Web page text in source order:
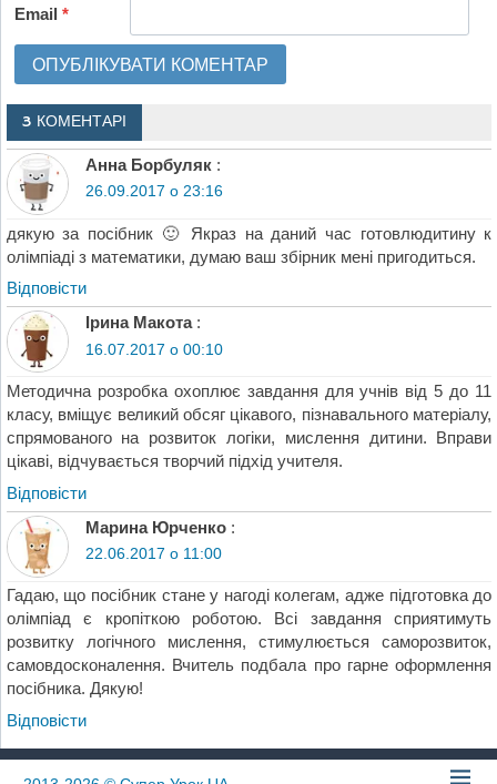
Email*
3 КОМЕНТАРІ
Анна Борбуляк :
26.09.2017 о 23:16
дякую за посібник 🙂 Якраз на даний час готовлюдитину к
олімпіаді з математики, думаю ваш збірник мені пригодиться.
Відповіcти
Ірина Макота :
16.07.2017 о 00:10
Методична розробка охоплює завдання для учнів від 5 до 11
класу, вміщує великий обсяг цікавого, пізнавального матеріалу,
спрямованого на розвиток логіки, мислення дитини. Вправи
цікаві, відчувається творчий підхід учителя.
Відповіcти
Марина Юрченко :
22.06.2017 о 11:00
Гадаю, що посібник стане у нагоді колегам, адже підготовка до
олімпіад є кропіткою роботою. Всі завдання сприятимуть
розвитку логічного мислення, стимулюється саморозвиток,
самовдосконалення. Вчитель подбала про гарне оформлення
посібника. Дякую!
Відповіcти